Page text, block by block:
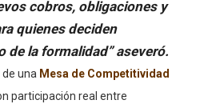
cobros, obligaciones y
quienes deciden
de la formalidad” aseveró.
una Mesa de Competitividad
participación real entre